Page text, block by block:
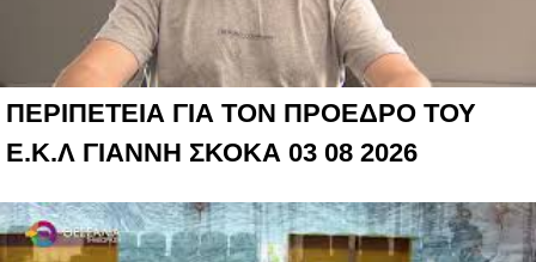
ΠΕΡΙΠΕΤΕΙΑ ΓΙΑ ΤΟΝ ΠΡΟΕΔΡΟ ΤΟΥ
Ε.Κ.Λ ΓΙΑΝΝΗ ΣΚΟΚΑ 03 08 2026